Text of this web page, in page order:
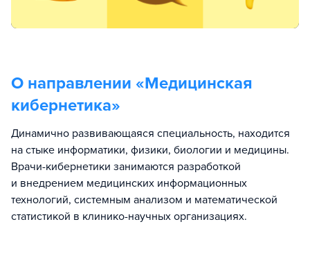
О направлении «Медицинская
кибернетика»
Динамично развивающаяся специальность, находится
на стыке информатики, физики, биологии и медицины.
Врачи-кибернетики занимаются разработкой
и внедрением медицинских информационных
технологий, системным анализом и математической
статистикой в клинико-научных организациях.